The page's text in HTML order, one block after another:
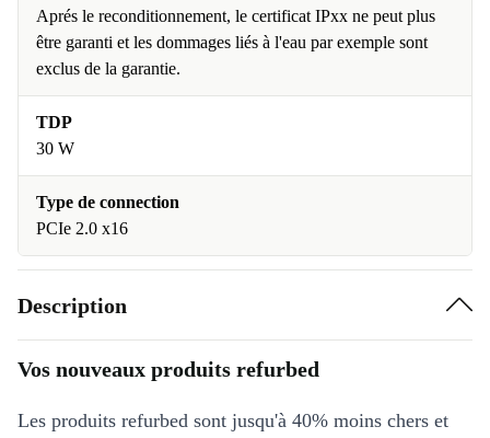
Aprés le reconditionnement, le certificat IPxx ne peut plus
être garanti et les dommages liés à l'eau par exemple sont
exclus de la garantie.
TDP
30 W
Type de connection
PCIe 2.0 x16
Description
Vos nouveaux produits refurbed
Les produits refurbed sont jusqu'à 40% moins chers et